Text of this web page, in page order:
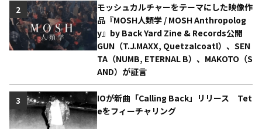
モッシュカルチャーをテーマにした映像作
品『MOSH人類学 / MOSH Anthropolog
y』by Back Yard Zine & Records公開
GUN（T.J.MAXX, Quetzalcoatl）、SEN
TA（NUMB, ETERNAL B）、MAKOTO（S
AND）が証言
2
IOが新曲「Calling Back」リリース Tet
eをフィーチャリング
3